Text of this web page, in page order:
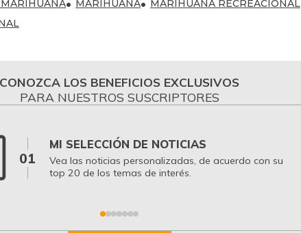
MARIHUANA
MARIHUANA RECREACIONAL
CONOZCA LOS BENEFICIOS EXCLUSIVOS
PARA NUESTROS SUSCRIPTORES
01
MI SELECCIÓN DE NOTICIAS
Vea las noticias personalizadas, de acuerdo con su
top 20 de los temas de interés.